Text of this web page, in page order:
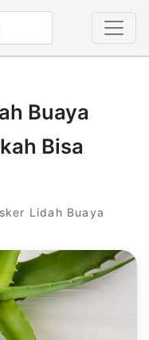
Buaya
Bisa
Lidah Buaya